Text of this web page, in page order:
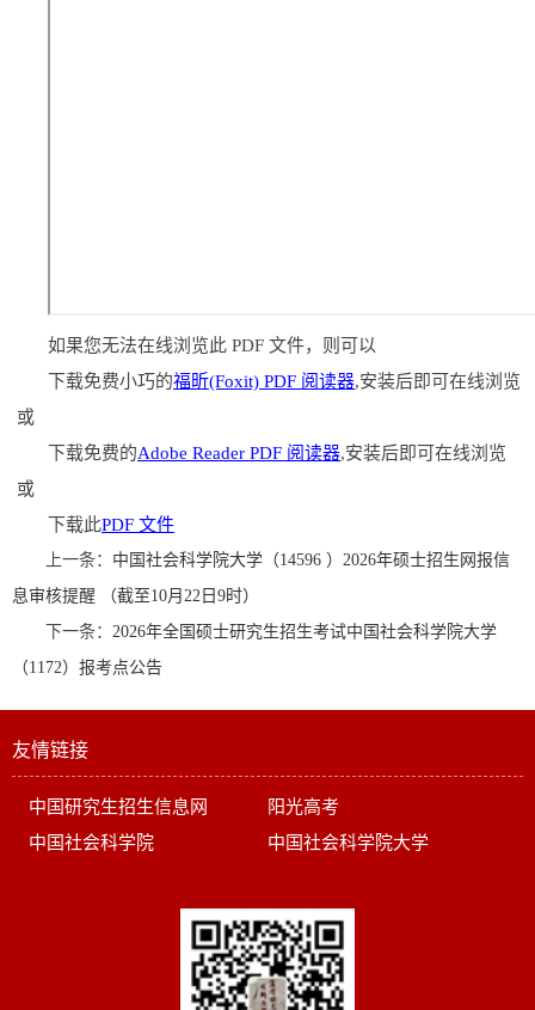
如果您无法在线浏览此 PDF 文件，则可以
下载免费小巧的福昕(Foxit) PDF 阅读器,安装后即可在线浏览
或
下载免费的Adobe Reader PDF 阅读器,安装后即可在线浏览
或
下载此PDF 文件
上一条： 中国社会科学院大学（14596 ）2026年硕士招生网报信
息审核提醒 （截至10月22日9时）
下一条： 2026年全国硕士研究生招生考试中国社会科学院大学
（1172）报考点公告
友情链接
中国研究生招生信息网
阳光高考
中国社会科学院
中国社会科学院大学